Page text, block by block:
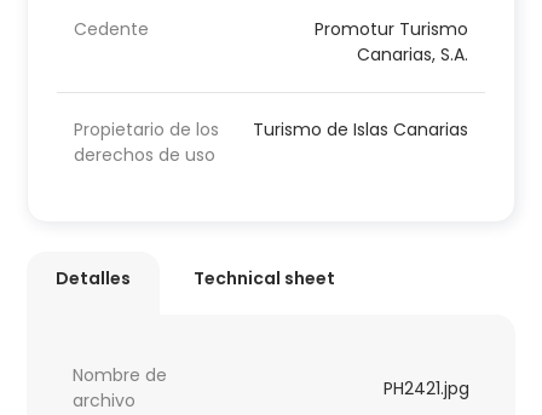
Cedente
Promotur Turismo
Canarias, S.A.
Propietario de los
derechos de uso
Turismo de Islas Canarias
Detalles Technical sheet
Nombre de
archivo
PH2421.jpg